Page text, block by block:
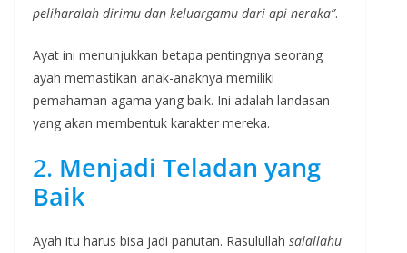
peliharalah dirimu dan keluargamu dari api neraka”.
Ayat ini menunjukkan betapa pentingnya seorang
ayah memastikan anak-anaknya memiliki
pemahaman agama yang baik. Ini adalah landasan
yang akan membentuk karakter mereka.
2. Menjadi Teladan yang
Baik
Ayah itu harus bisa jadi panutan. Rasulullah salallahu